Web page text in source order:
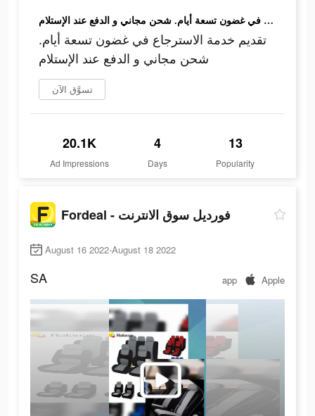
تقديم خدمة الاسترجاع في غضون تسعة أيام. شحن مجاني و الدفع عند الإستلام
تقديم خدمة الاسترجاع في غضون تسعة أيام.
شحن مجاني و الدفع عند الإستلام
تسوَّق الآن
20.1K
Ad Impressions
4
Days
13
Popularity
Fordeal - فورديل سوق الانترنت
August 16 2022-August 18 2022
SA app Apple